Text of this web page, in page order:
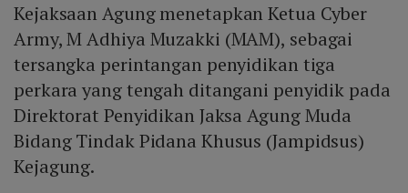
Kejaksaan Agung menetapkan Ketua Cyber
Army, M Adhiya Muzakki (MAM), sebagai
tersangka perintangan penyidikan tiga
perkara yang tengah ditangani penyidik pada
Direktorat Penyidikan Jaksa Agung Muda
Bidang Tindak Pidana Khusus (Jampidsus)
Kejagung.